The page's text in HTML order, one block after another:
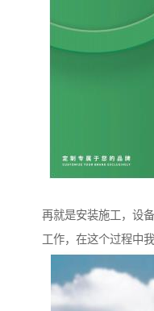
再就是安装施工，设
工作，在这个过程中